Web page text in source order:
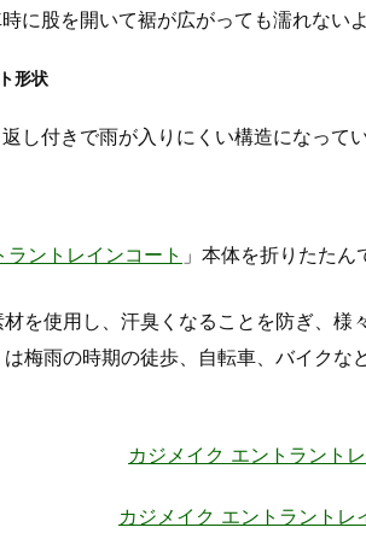
に股を開いて裾が広がっても濡れない
形状
し付きで雨が入りにくい構造になってい
ントレインコート 」本体を折りたたん
を使用し、汗臭くなることを防ぎ、様
は梅雨の時期の徒歩、自転車、バイクな
カジメイク エントラント
カジメイク エントラントレ